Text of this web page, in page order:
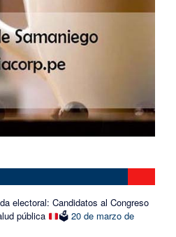
electoral: Candidatos al Congreso
pública
🗳️ 20 de marzo de